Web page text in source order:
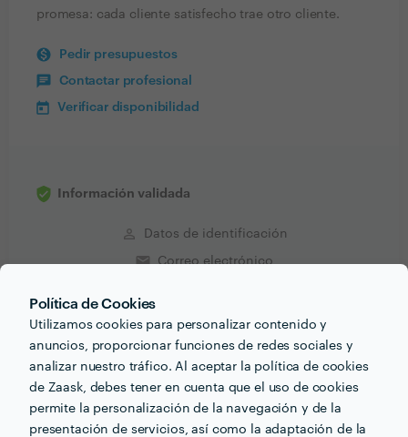
Política de Cookies
Utilizamos cookies para personalizar contenido y
anuncios, proporcionar funciones de redes sociales y
analizar nuestro tráfico. Al aceptar la política de cookies
de Zaask, debes tener en cuenta que el uso de cookies
permite la personalización de la navegación y de la
presentación de servicios, así como la adaptación de la
promesa: cada cliente satisfecho trae otro cliente.
Pedir presupuestos
Contactar profesional
Verificar disponibilidad
Información validada
perm_identity Datos de identificación
email Correo electrónico
Recibe varias propuestas de profesionales como
Catalin Nicolaeen pocas horas.